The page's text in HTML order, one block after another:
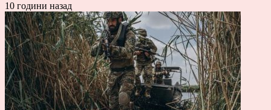
10 години назад